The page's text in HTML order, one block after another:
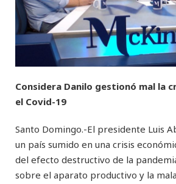
Considera Danilo gestionó mal la
el Covid-19
Santo Domingo.-El presidente Luis
un país sumido en una crisis
del efecto destructivo de la
sobre el aparato productivo y la